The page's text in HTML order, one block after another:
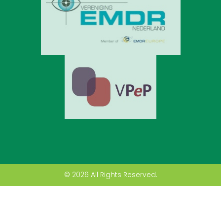
© 2026 All Rights Reserved.